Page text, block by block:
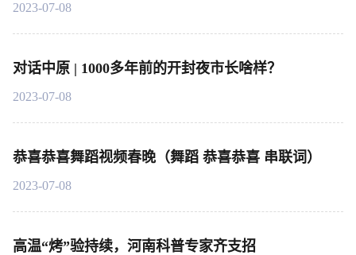
2023-07-08
对话中原 | 1000多年前的开封夜市长啥样？
2023-07-08
恭喜恭喜舞蹈视频春晚（舞蹈 恭喜恭喜 串联词）
2023-07-08
高温“烤”验持续，河南科普专家齐支招